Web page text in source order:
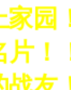
园！
！！